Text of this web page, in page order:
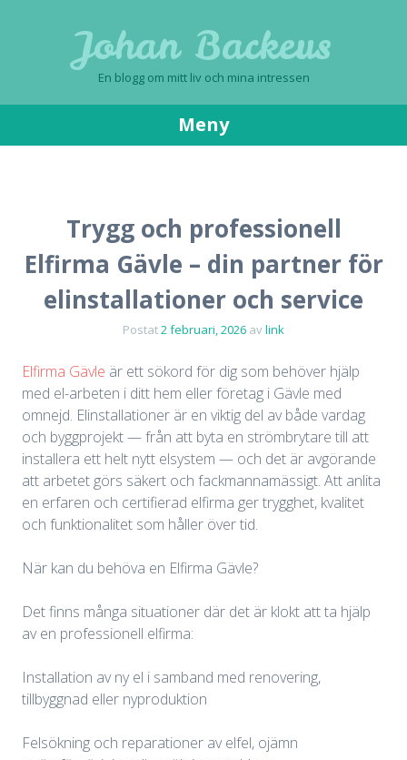
Johan Backeus
En blogg om mitt liv och mina intressen
Meny
Trygg och professionell
Elfirma Gävle – din partner för
elinstallationer och service
Postat2 februari, 2026 avlink
Elfirma Gävle är ett sökord för dig som behöver hjälp
med el-arbeten i ditt hem eller företag i Gävle med
omnejd. Elinstallationer är en viktig del av både vardag
och byggprojekt — från att byta en strömbrytare till att
installera ett helt nytt elsystem — och det är avgörande
att arbetet görs säkert och fackmannamässigt. Att anlita
en erfaren och certifierad elfirma ger trygghet, kvalitet
och funktionalitet som håller över tid.
När kan du behöva en Elfirma Gävle?
Det finns många situationer där det är klokt att ta hjälp
av en professionell elfirma:
Installation av ny el i samband med renovering,
tillbyggnad eller nyproduktion
Felsökning och reparationer av elfel, ojämn